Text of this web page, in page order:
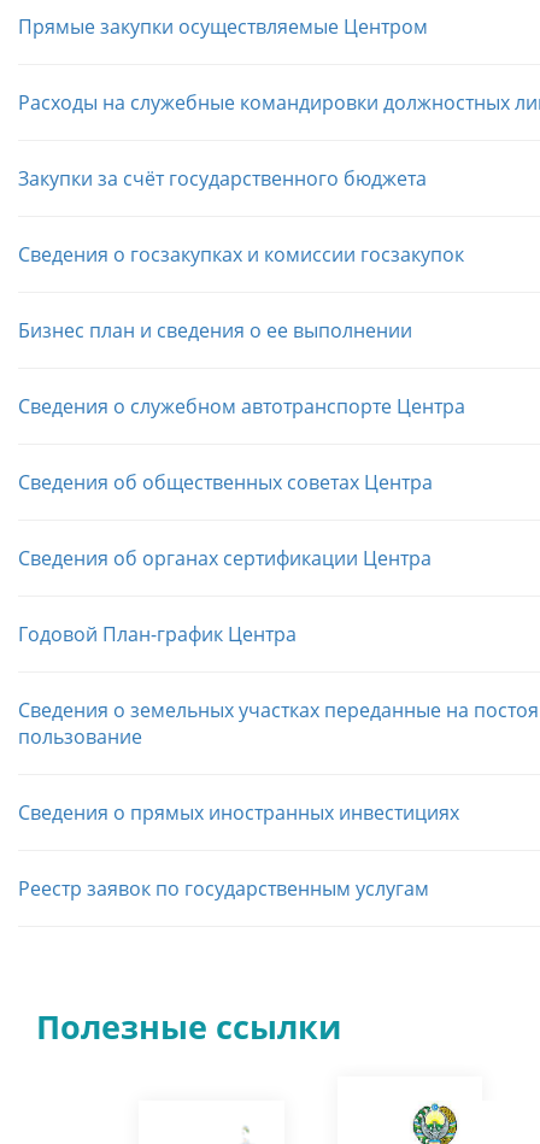
Прямые закупки осуществляемые Центром
Расходы на служебные командировки должностных
Закупки за счёт государственного бюджета
Сведения о госзакупках и комиссии госзакупок
Бизнес план и сведения о ее выполнении
Сведения о служебном автотранспорте Центра
Сведения об общественных советах Центра
Сведения об органах сертификации Центра
Годовой План-график Центра
Сведения о земельных участках переданные на
пользование
Сведения о прямых иностранных инвестициях
Реестр заявок по государственным услугам
Полезные ссылки